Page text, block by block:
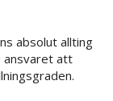
absolut allting
ansvaret att